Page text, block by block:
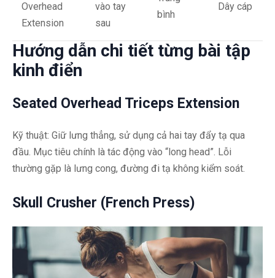
Overhead
Extension
vào tay
sau
bình
Dây cáp
Hướng dẫn chi tiết từng bài tập
kinh điển
Seated Overhead Triceps Extension
Kỹ thuật: Giữ lưng thẳng, sử dụng cả hai tay đẩy tạ qua
đầu. Mục tiêu chính là tác động vào “long head”. Lỗi
thường gặp là lưng cong, đường đi tạ không kiểm soát.
Skull Crusher (French Press)